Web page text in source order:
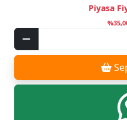
Piyasa